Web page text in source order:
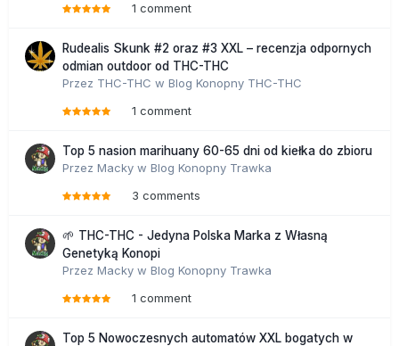
1 comment
Rudealis Skunk #2 oraz #3 XXL – recenzja odpornych
odmian outdoor od THC-THC
Przez THC-THC w Blog Konopny THC-THC
1 comment
Top 5 nasion marihuany 60-65 dni od kiełka do zbioru
Przez Macky w Blog Konopny Trawka
3 comments
🌱 THC-THC - Jedyna Polska Marka z Własną
Genetyką Konopi
Przez Macky w Blog Konopny Trawka
1 comment
Top 5 Nowoczesnych automatów XXL bogatych w